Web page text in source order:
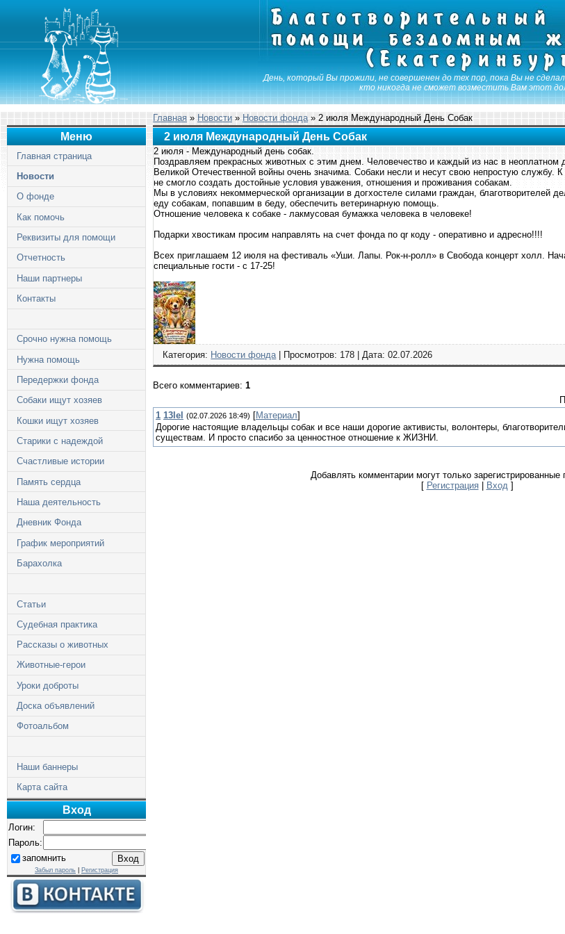
День, который Вы прожили, не совершенен до тех пор, пока Вы не
кто никогда не сможет возместить Вам этот
Меню
Главная страница
Новости
О фонде
Как помочь
Реквизиты для помощи
Отчетность
Наши партнеры
Контакты
Срочно нужна помощь
Нужна помощь
Передержки фонда
Собаки ищут хозяев
Кошки ищут хозяев
Старики с надеждой
Счастливые истории
Память сердца
Наша деятельность
Дневник Фонда
График мероприятий
Барахолка
Статьи
Судебная практика
Рассказы о животных
Животные-герои
Уроки доброты
Доска объявлений
Фотоальбом
Наши баннеры
Карта сайта
Вход
Логин:
Пароль:
запомнить
Забыл пароль Регистрация
Главная » Новости » Новости фонда» 2 июля Международный День Собак
2 июля Международный День Собак
2 июля - Международный день собак.
Поздравляем прекрасных животных с этим днем. Человечество и каждый из нас в неоплатном
Великой Отечественной войны очень значима. Собаки несли и несут свою непростую службу.
не смогло создать достойные условия уважения, отношения и проживания собакам.
Мы в условиях некоммерческой организации в догхостеле силами граждан, благотворителей
еду собакам, попавшим в беду, обеспечить ветеринарную помощь.
Отношение человека к собаке - лакмусовая бумажка человека в человеке!
Подарки хвостикам просим направлять на счет фонда по qr коду - оперативно и адресно!!!!
Всех приглашаем 12 июля на фестиваль «Уши. Лапы. Рок-н-ролл» в Свобода концерт холл.
специальные гости - с 17-25!
Категория: Новости фонда | Просмотров: 178 | Дата: 02.07.2026
Всего комментариев: 1
1 13lel (02.07.2026 18:49) [Материал]
Дорогие настоящие владельцы собак и все наши дорогие активисты, волонтеры,
существам. И просто спасибо за ценностное отношение к ЖИЗНИ.
Добавлять комментарии могут только зарегистрированные
[ Регистрация| Вход ]